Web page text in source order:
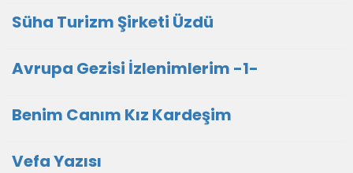
Süha Turizm Şirketi Üzdü
Avrupa Gezisi İzlenimlerim -1-
Benim Canım Kız Kardeşim
Vefa Yazısı